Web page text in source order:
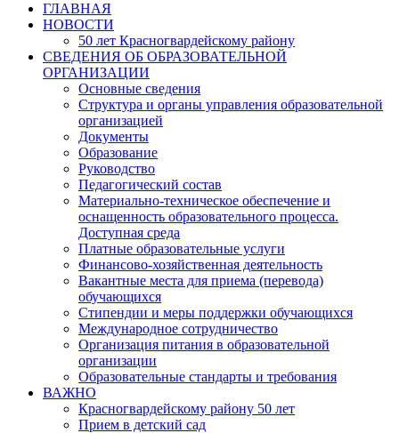
ГЛАВНАЯ
НОВОСТИ
50 лет Красногвардейскому району
СВЕДЕНИЯ ОБ ОБРАЗОВАТЕЛЬНОЙ
ОРГАНИЗАЦИИ
Основные сведения
Структура и органы управления образовательной
организацией
Документы
Образование
Руководство
Педагогический состав
Материально-техническое обеспечение и
оснащенность образовательного процесса.
Доступная среда
Платные образовательные услуги
Финансово-хозяйственная деятельность
Вакантные места для приема (перевода)
обучающихся
Стипендии и меры поддержки обучающихся
Международное сотрудничество
Организация питания в образовательной
организации
Образовательные стандарты и требования
ВАЖНО
Красногвардейскому району 50 лет
Прием в детский сад